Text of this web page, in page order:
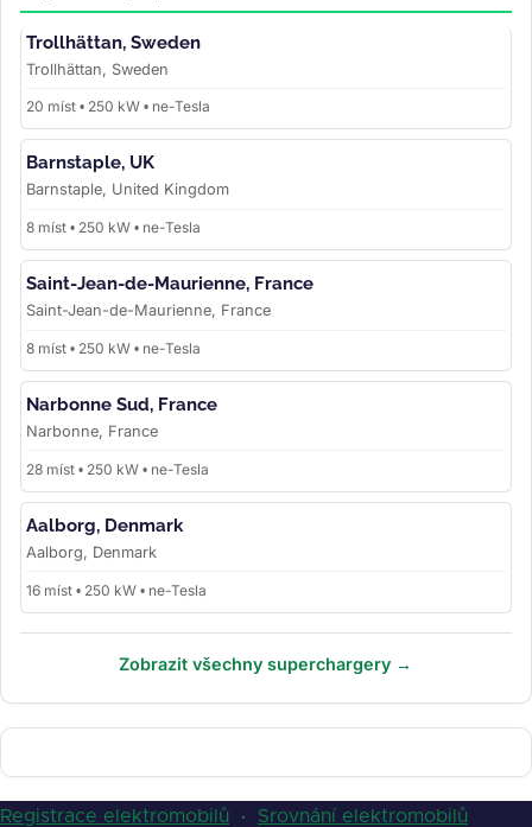
Trollhättan, Sweden
Trollhättan, Sweden
20 míst • 250 kW • ne-Tesla
Barnstaple, UK
Barnstaple, United Kingdom
8 míst • 250 kW • ne-Tesla
Saint-Jean-de-Maurienne, France
Saint-Jean-de-Maurienne, France
8 míst • 250 kW • ne-Tesla
Narbonne Sud, France
Narbonne, France
28 míst • 250 kW • ne-Tesla
Aalborg, Denmark
Aalborg, Denmark
16 míst • 250 kW • ne-Tesla
Zobrazit všechny superchargery →
Registrace elektromobilů · Srovnání elektromobilů